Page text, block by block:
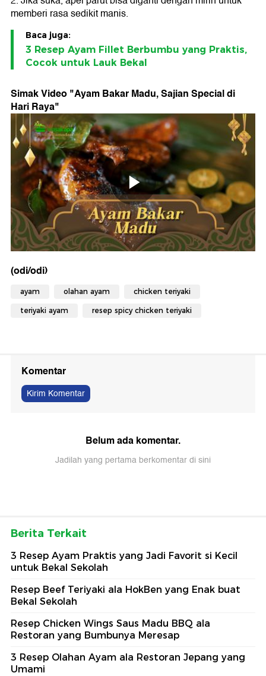
memberi rasa sedikit manis.
Baca juga:
3 Resep Ayam Fillet Berbumbu yang Praktis,
Cocok untuk Lauk Bekal
Simak Video "Ayam Bakar Madu, Sajian Special di
Hari Raya"
(odi/odi)
ayam olahan ayam chicken teriyaki
teriyaki ayam resep spicy chicken teriyaki
Komentar
Kirim Komentar
Belum ada komentar.
Jadilah yang pertama berkomentar di sini
Berita Terkait
3 Resep Ayam Praktis yang Jadi Favorit si Kecil
untuk Bekal Sekolah
Resep Beef Teriyaki ala HokBen yang Enak buat
Bekal Sekolah
Resep Chicken Wings Saus Madu BBQ ala
Restoran yang Bumbunya Meresap
3 Resep Olahan Ayam ala Restoran Jepang yang
Umami